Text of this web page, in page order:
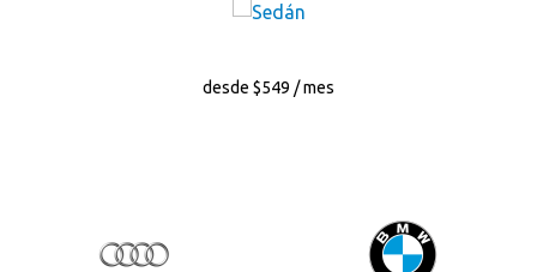
desde $549 / mes